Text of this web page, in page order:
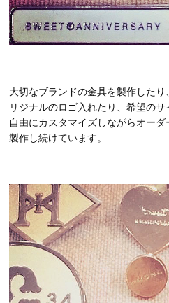
大切なブランドの金具を製作した
リジナルのロゴ入れたり、希望の
自由にカスタマイズしながらオー
製作し続けています。